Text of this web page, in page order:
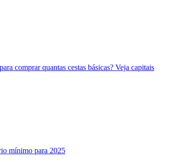
comprar quantas cestas básicas? Veja capitais
mínimo para 2025